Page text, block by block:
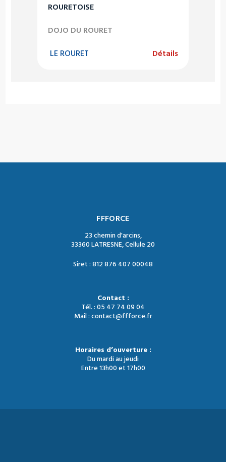
ROURETOISE
DOJO DU ROURET
LE ROURET Détails
FFFORCE
23 chemin d'arcins,
33360 LATRESNE, Cellule 20
Siret : 812 876 407 00048
Contact :
Tél. : 05 47 74 09 04
Mail : contact@ffforce.fr
Horaires d’ouverture :
Du mardi au jeudi
Entre 13h00 et 17h00